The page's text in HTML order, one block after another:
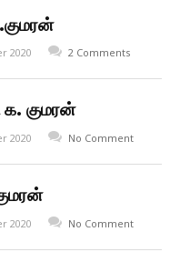
2020 2 Comments
க. குமரன்
2020 No Comment
2020 No Comment